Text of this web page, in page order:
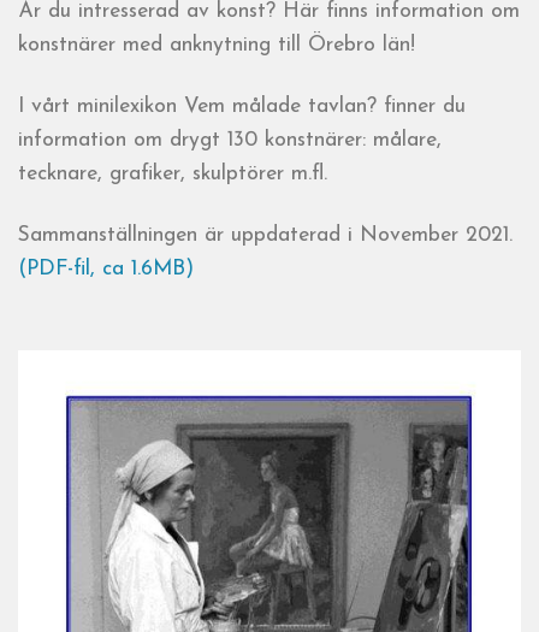
Är du intresserad av konst? Här finns information om
konstnärer med anknytning till Örebro län!
I vårt minilexikon Vem målade tavlan? finner du
information om drygt 130 konstnärer: målare,
tecknare, grafiker, skulptörer m.fl.
Sammanställningen är uppdaterad i November 2021.
(PDF-fil, ca 1.6MB)